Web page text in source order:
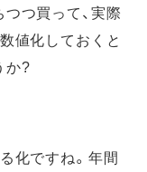
つ買って、実際
値化しておくと
か?
化ですね。年間